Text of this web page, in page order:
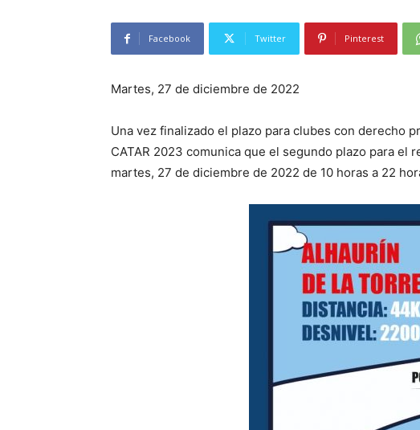
Facebook Twitter Pinterest
Martes, 27 de diciembre de 2022
Una vez finalizado el plazo para clubes con derecho
CATAR 2023 comunica que el segundo plazo para
martes, 27 de diciembre de 2022 de 10 horas a 22